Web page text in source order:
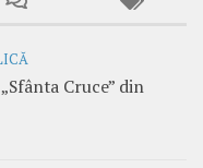
Cruce” din